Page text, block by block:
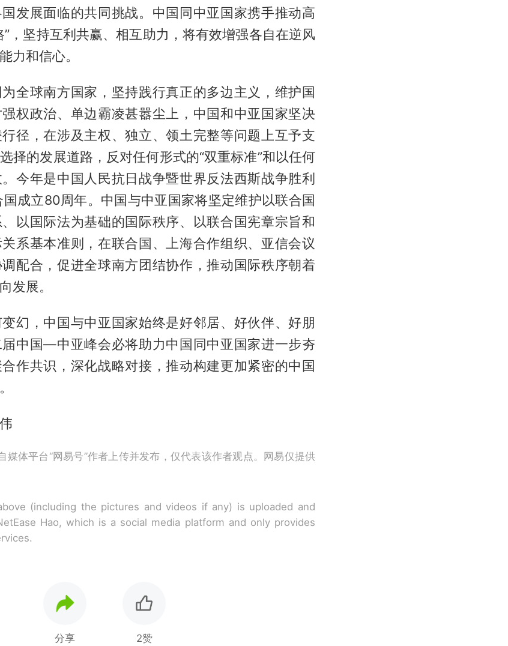
发展面临的共同挑战。中国同中亚国家携手推动高
”，坚持互利共赢、相互助力，将有效增强各自在逆风
力和信心。
全球南方国家，坚持践行真正的多边主义，维护国
权政治、单边霸凌甚嚣尘上，中国和中亚国家坚决
径，在涉及主权、独立、领土完整等问题上互予支
择的发展道路，反对任何形式的“双重标准”和以任何
今年是中国人民抗日战争暨世界反法西斯战争胜利
成立80周年。中国与中亚国家将坚定维护以联合国
以国际法为基础的国际秩序、以联合国宪章宗旨和
系基本准则，在联合国、上海合作组织、亚信会议
配合，促进全球南方团结协作，推动国际秩序朝着
发展。
幻，中国与中亚国家始终是好邻居、好伙伴、好朋
中国—中亚峰会必将助力中国同中亚国家进一步夯
作共识，深化战略对接，推动构建更加紧密的中国
媒体平台“网易号”作者上传并发布，仅代表该作者观点。网易仅提供
(including the pictures and videos if any) is uploaded and
Hao, which is a social media platform and only provides
分享 2赞